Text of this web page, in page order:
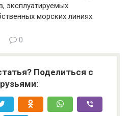
эксплуатируемых
морских линиях.
0
Поделиться с